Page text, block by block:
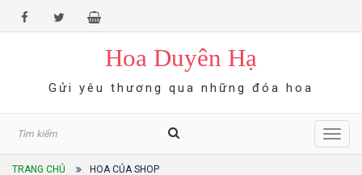
Hoa Duyên Hạ
Gửi yêu thương qua những đóa hoa
TRANG CHỦ HOA CỦA SHOP